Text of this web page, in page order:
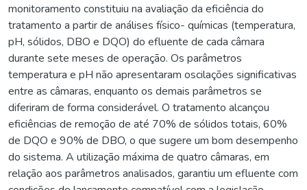
monitoramento constituiu na avaliação da eficiência do
tratamento a partir de análises físico- químicas (temperatura,
pH, sólidos, DBO e DQO) do efluente de cada câmara
durante sete meses de operação. Os parâmetros
temperatura e pH não apresentaram oscilações significativas
entre as câmaras, enquanto os demais parâmetros se
diferiram de forma considerável. O tratamento alcançou
eficiências de remoção de até 70% de sólidos totais, 60%
de DQO e 90% de DBO, o que sugere um bom desempenho
do sistema. A utilização máxima de quatro câmaras, em
relação aos parâmetros analisados, garantiu um efluente com